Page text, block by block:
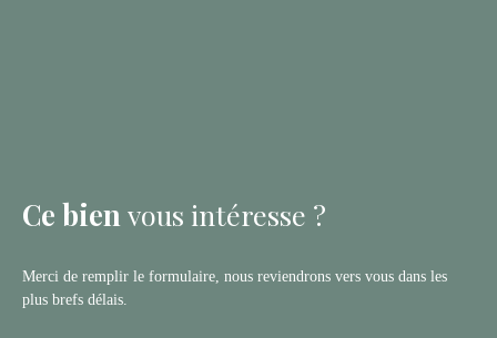
Ce bien vous intéresse ?
Merci de remplir le formulaire, nous reviendrons vers vous dans les
plus brefs délais.